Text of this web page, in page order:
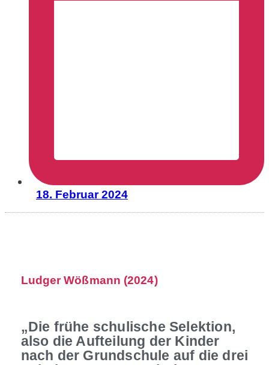
18. Februar 2024
Ludger Wößmann (2024)
„Die frühe schulische Selektion,
also die Aufteilung der Kinder
nach der Grundschule auf die drei